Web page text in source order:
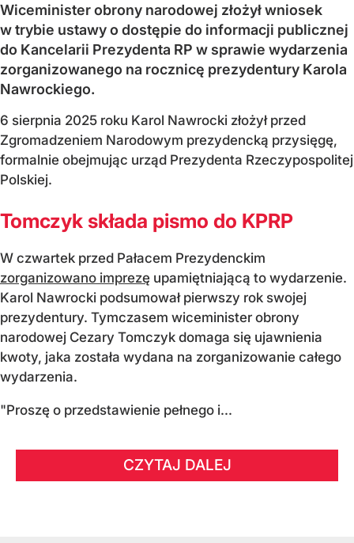
Wiceminister obrony narodowej złożył wniosek
w trybie ustawy o dostępie do informacji publicznej
do Kancelarii Prezydenta RP w sprawie wydarzenia
zorganizowanego na rocznicę prezydentury Karola
Nawrockiego.
6 sierpnia 2025 roku Karol Nawrocki złożył przed
Zgromadzeniem Narodowym prezydencką przysięgę,
formalnie obejmując urząd Prezydenta Rzeczypospolitej
Polskiej.
Tomczyk składa pismo do KPRP
W czwartek przed Pałacem Prezydenckim
zorganizowano imprezę upamiętniającą to wydarzenie.
Karol Nawrocki podsumował pierwszy rok swojej
prezydentury. Tymczasem wiceminister obrony
narodowej Cezary Tomczyk domaga się ujawnienia
kwoty, jaka została wydana na zorganizowanie całego
wydarzenia.
"Proszę o przedstawienie pełnego i...
CZYTAJ DALEJ